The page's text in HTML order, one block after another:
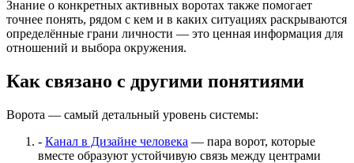
Знание о конкретных активных воротах также помогает
точнее понять, рядом с кем и в каких ситуациях раскрываются
определённые грани личности — это ценная информация для
отношений и выбора окружения.
Как связано с другими понятиями
Ворота — самый детальный уровень системы:
- Канал в Дизайне человека — пара ворот, которые
вместе образуют устойчивую связь между центрами